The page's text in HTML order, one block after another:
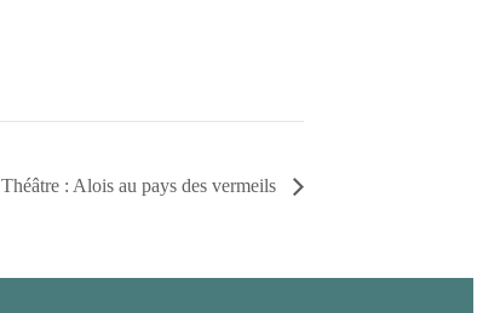
Théâtre : Alois au pays des vermeils